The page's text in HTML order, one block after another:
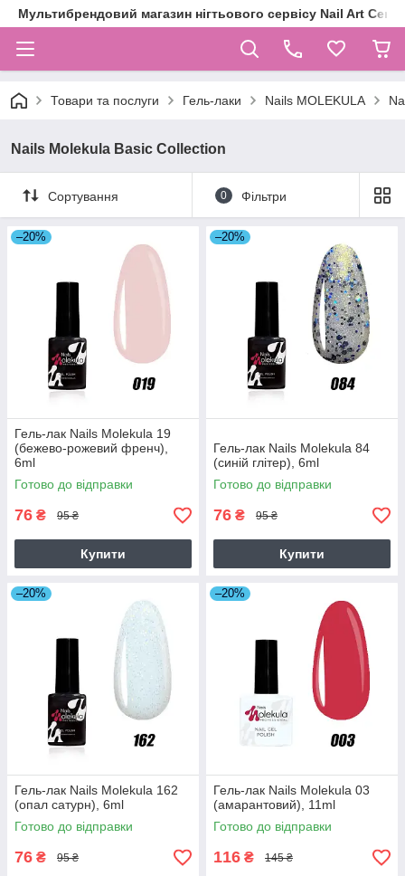
Мультибрендовий магазин нігтьового сервісу Nail Art
Товари та послуги Гель-лаки Nails MOLEKULA
Nails Molekula Basic Collection
Сортування 0 Фільтри
–20%
Гель-лак Nails Molekula 19
(бежево-рожевий френч),
6ml
Готово до відправки
76 ₴ 95 ₴
Купити
–20%
Гель-лак Nails Molekula 84
(синій глітер), 6ml
Готово до відправки
76 ₴ 95 ₴
Купити
–20%
Гель-лак Nails Molekula 162
(опал сатурн), 6ml
Готово до відправки
76 ₴ 95 ₴
–20%
Гель-лак Nails Molekula 03
(амарантовий), 11ml
Готово до відправки
116 ₴ 145 ₴